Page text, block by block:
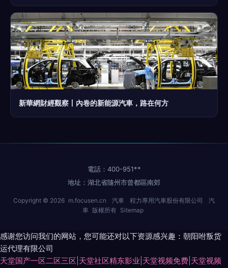
新華網財經觀察丨內卷的新能源汽車，路在何方
電話：400-951**
地址：湖北省隨州市曾都區南郊
Copyright © 2026 m.focusen.cn 汽車 程力專用汽車股份有限公司
汽
車 版權所有 Sitemap
感谢您访问我们的网站，您可能还对以下资源感兴趣：朝阳咐叛货
运代理有限公司
天堂国产一区二区三区|天堂社区精东影业|天堂视频免费|天堂视频